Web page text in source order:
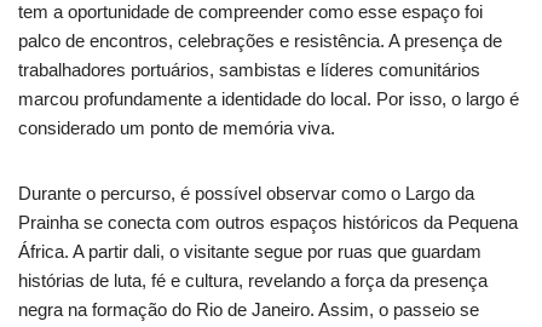
tem a oportunidade de compreender como esse espaço foi
palco de encontros, celebrações e resistência. A presença de
trabalhadores portuários, sambistas e líderes comunitários
marcou profundamente a identidade do local. Por isso, o largo é
considerado um ponto de memória viva.
Durante o percurso, é possível observar como o Largo da
Prainha se conecta com outros espaços históricos da Pequena
África. A partir dali, o visitante segue por ruas que guardam
histórias de luta, fé e cultura, revelando a força da presença
negra na formação do Rio de Janeiro. Assim, o passeio se